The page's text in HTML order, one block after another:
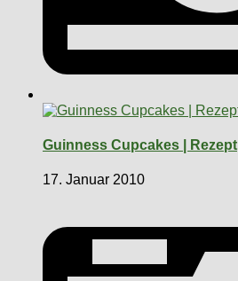
Guinness Cupcakes | Rezept
17. Januar 2010